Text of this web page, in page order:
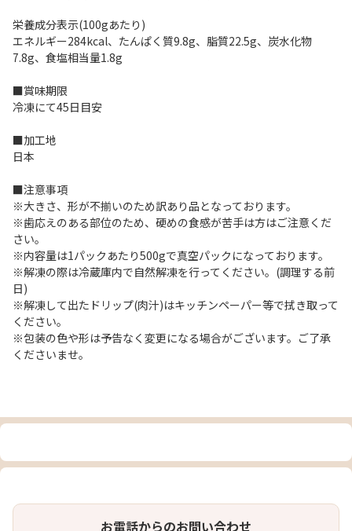
栄養成分表示(100gあたり)
エネルギー284kcal、たんぱく質9.8g、脂質22.5g、炭水化物
7.8g、食塩相当量1.8g
■賞味期限
冷凍にて45日目安
■加工地
日本
■注意事項
※大きさ、形が不揃いのため訳あり品となっております。
※歯応えのある部位のため、硬めの食感が苦手は方はご注意くだ
さい。
※内容量は1パックあたり500gで真空パックになっております。
※解凍の際は冷蔵庫内で自然解凍を行ってください。(調理する前
日)
※解凍して出たドリップ(肉汁)はキッチンペーパー等で拭き取って
ください。
※包装の色や形は予告なく変更になる場合がございます。ご了承
くださいませ。
お電話からのお問い合わせ